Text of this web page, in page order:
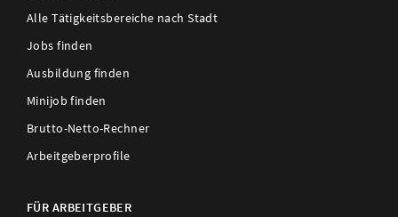
Alle Tätigkeitsbereiche nach Stadt
Jobs finden
Ausbildung finden
Minijob finden
Brutto-Netto-Rechner
Arbeitgeberprofile
FÜR ARBEITGEBER